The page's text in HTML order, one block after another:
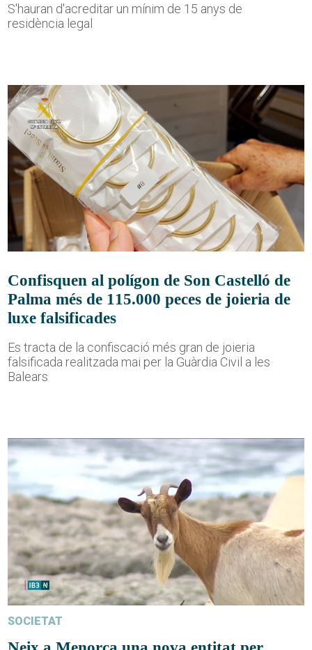
S'hauran d'acreditar un mínim de 15 anys de
residència legal
Confisquen al polígon de Son Castelló de
Palma més de 115.000 peces de joieria de
luxe falsificades
Es tracta de la confiscació més gran de joieria
falsificada realitzada mai per la Guàrdia Civil a les
Balears
SOCIETAT